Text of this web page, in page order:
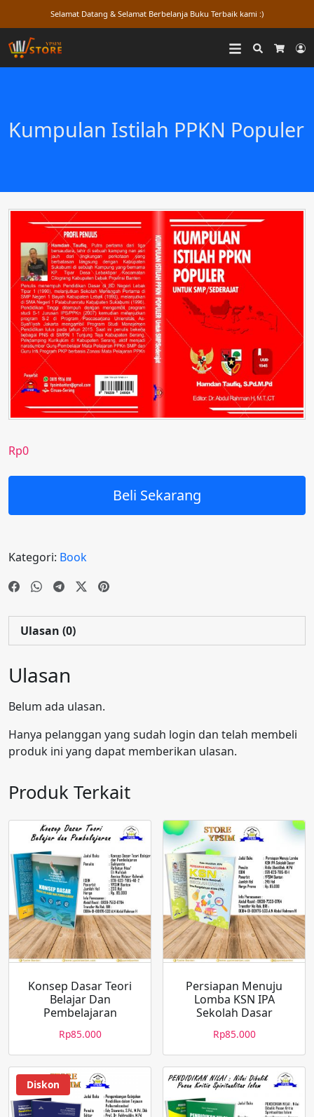
Selamat Datang & Selamat Berbelanja Buku Terbaik kami :)
Search
Kumpulan Istilah PPKN Populer
Rp0
Beli Sekarang
Kategori: Book
Ulasan (0)
Ulasan
Belum ada ulasan.
Hanya pelanggan yang sudah login dan telah membeli
produk ini yang dapat memberikan ulasan.
Produk Terkait
Konsep Dasar Teori
Belajar Dan
Pembelajaran
Rp85.000
Persiapan Menuju
Lomba KSN IPA
Sekolah Dasar
Rp85.000
Diskon